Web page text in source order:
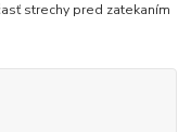
strechy pred zatekaním